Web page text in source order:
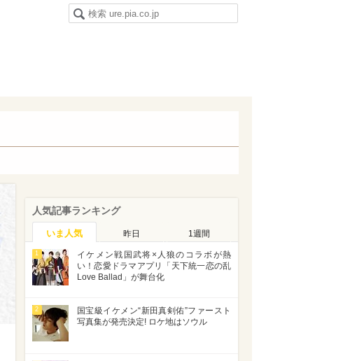
人気記事ランキング
いま人気 昨日 1週間
1
イケメン戦国武将×人狼のコラボが熱
い！恋愛ドラマアプリ「天下統一恋の乱
Love Ballad」が舞台化
2
国宝級イケメン“新田真剣佑”ファースト
写真集が発売決定! ロケ地はソウル